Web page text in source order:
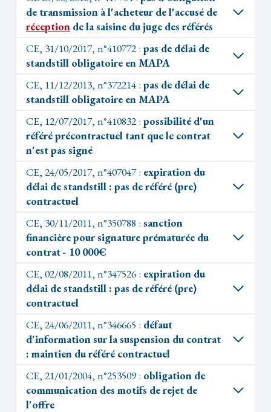
de transmission à l'acheteur de l'accusé de
réception de la saisine du juge des référés
CE, 31/10/2017, n°410772 : pas de délai de
standstill obligatoire en MAPA
CE, 11/12/2013, n°372214 : pas de délai de
standstill obligatoire en MAPA
CE, 12/07/2017, n°410832 : possibilité d'un
référé précontractuel tant que le contrat
n'est pas signé
CE, 24/05/2017, n°407047 : expiration du
délai de standstill : pas de référé (pre)
contractuel
CE, 30/11/2011, n°350788 : sanction
financière pour signature prématurée du
contrat - 10 000€
CE, 02/08/2011, n°347526 : expiration du
délai de standstill : pas de référé (pre)
contractuel
CE, 24/06/2011, n°346665 : défaut
d'information sur la suspension du contrat
: maintien du référé contractuel
CE, 21/01/2004, n°253509 : obligation de
communication des motifs de rejet de
l'offre